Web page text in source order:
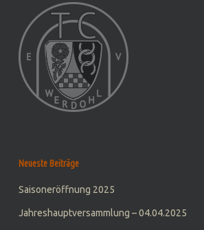
Neueste Beiträge
Saisoneröffnung 2025
Jahreshauptversammlung – 04.04.2025